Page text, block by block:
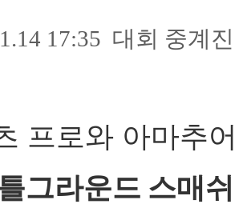
17:35 대회 중계
프로와 아마추
그라운드 스매